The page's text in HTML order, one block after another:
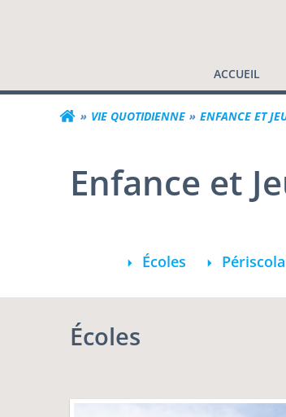
Commune de
ACCUEIL
VIE QUOTIDIENNE ENFANCE ET
Enfance et
Écoles
Écoles